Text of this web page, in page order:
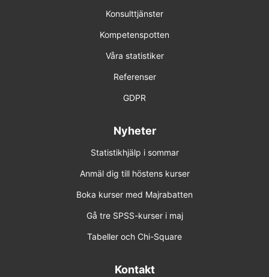
Konsulttjänster
Kompetenspotten
Våra statistiker
Referenser
GDPR
Nyheter
Statistikhjälp i sommar
Anmäl dig till höstens kurser
Boka kurser med Majrabatten
Gå tre SPSS-kurser i maj
Tabeller och Chi-Square
Kontakt